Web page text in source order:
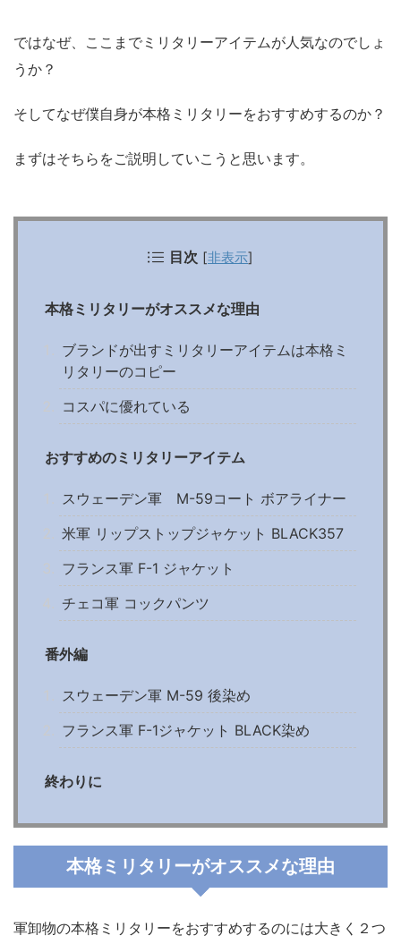
ではなぜ、ここまでミリタリーアイテムが人気なのでしょ
うか？
そしてなぜ僕自身が本格ミリタリーをおすすめするのか？
まずはそちらをご説明していこうと思います。
目次 [非表示]
本格ミリタリーがオススメな理由
ブランドが出すミリタリーアイテムは本格ミ
リタリーのコピー
コスパに優れている
おすすめのミリタリーアイテム
スウェーデン軍 M-59コート ボアライナー
米軍 リップストップジャケット BLACK357
フランス軍 F-1 ジャケット
チェコ軍 コックパンツ
番外編
スウェーデン軍 M-59 後染め
フランス軍 F-1ジャケット BLACK染め
終わりに
本格ミリタリーがオススメな理由
軍卸物の本格ミリタリーをおすすめするのには大きく２つ